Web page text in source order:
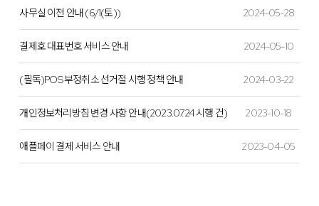
사무실 이전 안내 (6/1(토)) 2024-05-28
결제호 대표번호 서비스 안내 2024-05-10
(필독)POS 부정취소 선거절 시행 정책 안내 2024-03-22
개인정보처리방침 변경 사항 안내(2023.07.24 시행 건) 2023-10-18
애플페이 결제 서비스 안내 2023-04-05